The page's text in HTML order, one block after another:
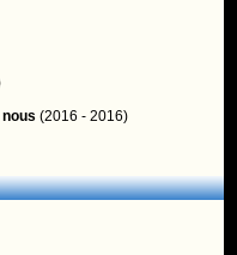
(2016 - 2016)